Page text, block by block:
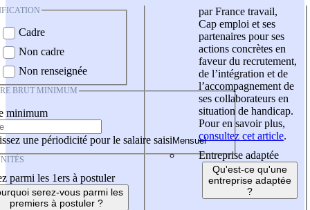
Cadre
Non cadre
Non renseignée
BRUT MINIMUM
minimum
une périodicité pour le salaire saisi
parmi les 1ers à postuler
serez-vous parmi les
premiers à postuler ?
par France travail,
Cap emploi et ses
partenaires pour ses
actions concrètes en
faveur du recrutement,
de l’intégration et de
l’accompagnement de
ses collaborateurs en
situation de handicap.
Pour en savoir plus,
consultez cet article.
Entreprise adaptée
Qu'est-ce qu'une
entreprise adaptée
?